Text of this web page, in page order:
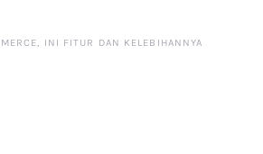
INI FITUR DAN KELEBIHANNYA